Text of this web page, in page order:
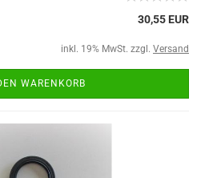
30,55 EUR
inkl. 19% MwSt. zzgl. Versand
WARENKORB